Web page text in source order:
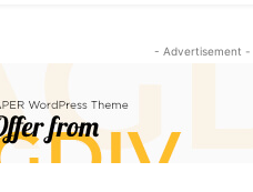
- Advertisement -